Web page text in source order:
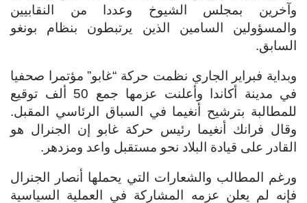
وآخرين بمجلس الشيوخ وعددا من النقابيين
والمسؤولين السامين الذين يرتبطون بنظام بونغو
السابق.
وبداية فبراير الجاري نظمت حركة “غابو” مؤتمرا صحفيا
في مدينة أكاندا وأعلنت عزمها جمع 50 ألف توقيع
للمطالبة بترشيح أنغيما في السباق الرئاسي المقبل.
وقال فرانك أنغيما رئيس حركة غابو إن الجنرال هو
القادر على قيادة البلاد نحو مستقبل واعد ومزدهر.
ورغم المطالب والشعارات التي يحملها أنصار الجنرال
فإنه لم يعلن عزمه المشاركة في العملية السياسية